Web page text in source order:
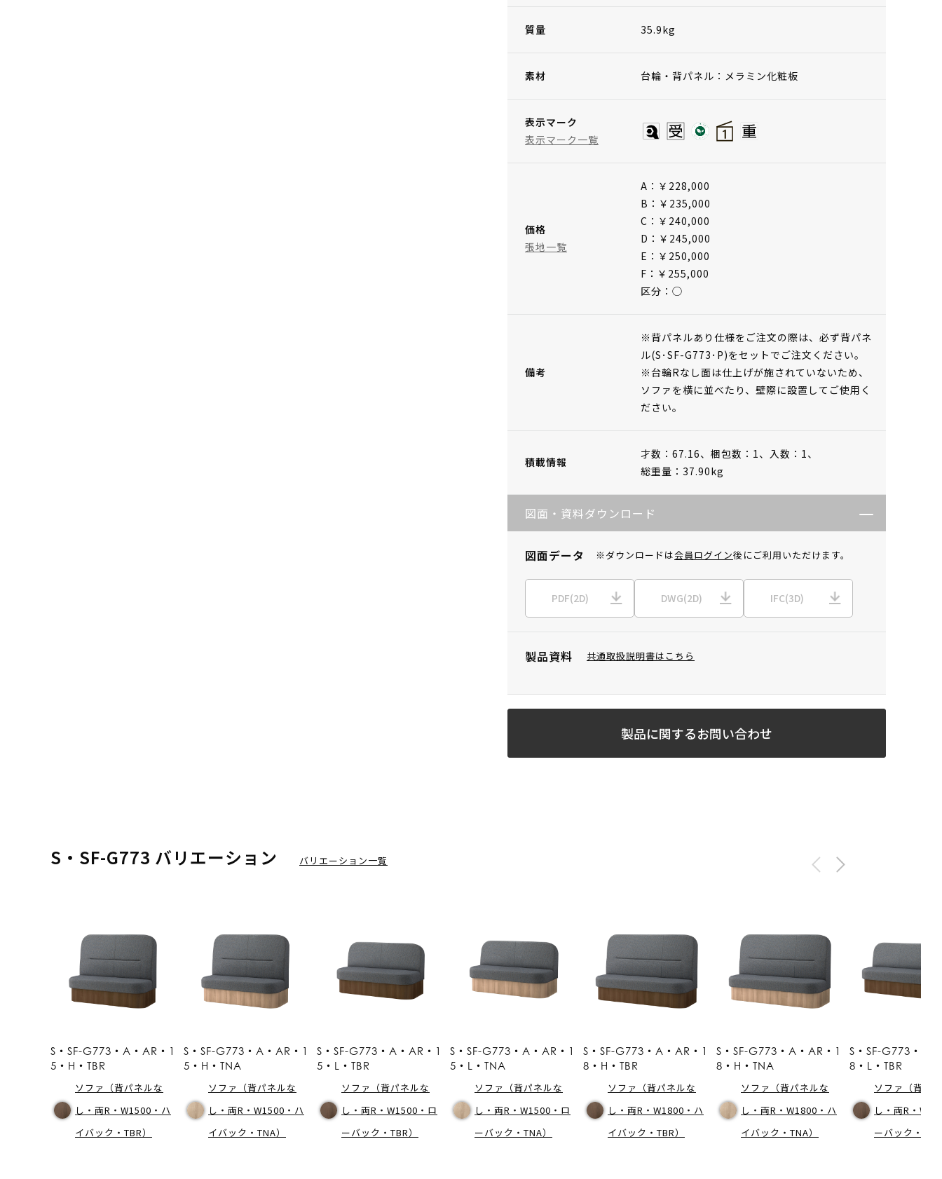
質量 35.9kg
素材 台輪・背パネル：メラミン化粧板
表示マーク
表示マーク一覧
価格
張地一覧
A：￥228,000
B：￥235,000
C：￥240,000
D：￥245,000
E：￥250,000
F：￥255,000
区分：◯
備考
※背パネルあり仕様をご注文の際は、必ず背パネ
ル(S･SF-G773･P)をセットでご注文ください。
※台輪Rなし面は仕上げが施されていないため、
ソファを横に並べたり、壁際に設置してご使用く
ださい。
積載情報
才数：67.16、 梱包数：1、 入数：1、
総重量：37.90kg
図面・資料ダウンロード
図面データ ※ダウンロードは会員ログイン後にご利用いただけます。
PDF(2D) DWG(2D) IFC(3D)
製品資料 共通取扱説明書はこちら
製品に関するお問い合わせ
S・SF-G773 バリエーション バリエーション一覧
S・SF-G773・A・AR・1
5・H・TBR
ソファ（背パネルな
し・両R・W1500・ハ
イバック・TBR）
S・SF-G773・A・AR・1
5・H・TNA
ソファ（背パネルな
し・両R・W1500・ハ
イバック・TNA）
S・SF-G773・A・AR・1
5・L・TBR
ソファ（背パネルな
し・両R・W1500・ロ
ーバック・TBR）
S・SF-G773・A・AR・1
5・L・TNA
ソファ（背パネルな
し・両R・W1500・ロ
ーバック・TNA）
S・SF-G773・A・AR・1
8・H・TBR
ソファ（背パネルな
し・両R・W1800・ハ
イバック・TBR）
S・SF-G773・A・AR・1
8・H・TNA
ソファ（背パネルな
し・両R・W1800・ハ
イバック・TNA）
S・SF-G773・A
8・L・TBR
ソファ（背パ
し・両R・
ーバック・